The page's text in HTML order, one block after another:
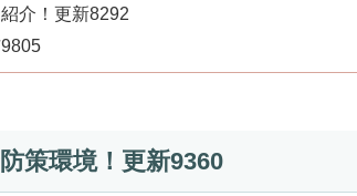
介！更新8292
策環境！更新9360